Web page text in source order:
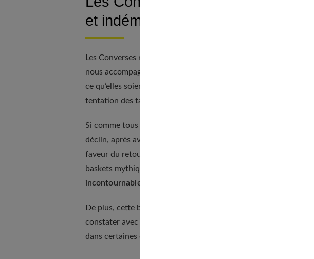
et indémodables
Les Converses riment, pour bon nombre d’entre nous, avec
nous accompagnaient partout et par tous les temps. Bien
ce qu’elles soient déchirées ou que la semelle soit quasiment
tentation des talons a été un véritable déchirement.
Si comme tous les vêtements et accessoires de mode, les
déclin, après avoir connu une véritable consécration,
faveur du retour du
baskets mythiques. C’est ainsi qu’elles sont devenues de
incontournables
De plus, cette basket en toile a beaucoup évolué en suivant
constater avec la
dans certaines enseignes. Elle existe également en cuir pour les